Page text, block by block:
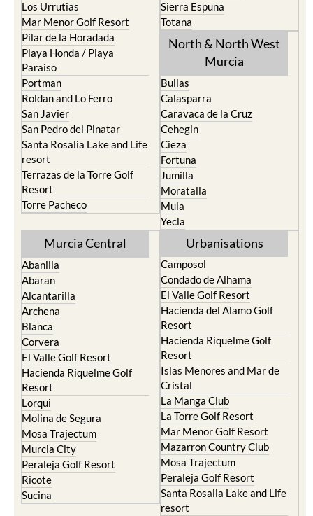
Los Urrutias
Mar Menor Golf Resort
Pilar de la Horadada
Playa Honda / Playa
Paraiso
Portman
Roldan and Lo Ferro
San Javier
San Pedro del Pinatar
Santa Rosalia Lake and Life
resort
Terrazas de la Torre Golf
Resort
Torre Pacheco
Sierra Espuna
Totana
North & North West
Murcia
Bullas
Calasparra
Caravaca de la Cruz
Cehegin
Cieza
Fortuna
Jumilla
Moratalla
Mula
Yecla
Murcia Central
Abanilla
Abaran
Alcantarilla
Archena
Blanca
Corvera
El Valle Golf Resort
Hacienda Riquelme Golf
Resort
Lorqui
Molina de Segura
Mosa Trajectum
Murcia City
Peraleja Golf Resort
Ricote
Sucina
Urbanisations
Camposol
Condado de Alhama
El Valle Golf Resort
Hacienda del Alamo Golf
Resort
Hacienda Riquelme Golf
Resort
Islas Menores and Mar de
Cristal
La Manga Club
La Torre Golf Resort
Mar Menor Golf Resort
Mazarron Country Club
Mosa Trajectum
Peraleja Golf Resort
Santa Rosalia Lake and Life
resort